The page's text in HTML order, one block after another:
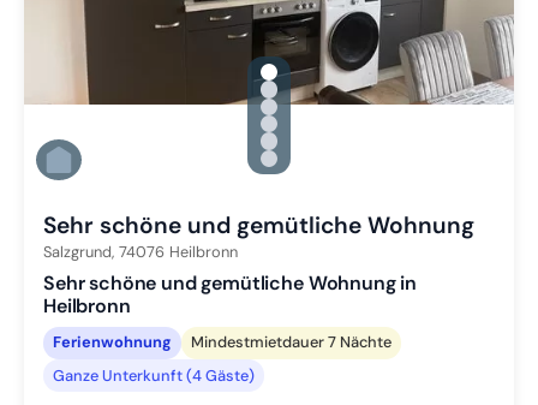
gallery.slide_selector
Zu Slide 1 wechseln
Zu Slide 2 wechseln
Zu Slide 3 wechseln
Zu Slide 4 wechseln
Zu Slide 5 wechseln
Zu Slide 6 wechseln
Sehr schöne und gemütliche Wohnung
Salzgrund, 74076 Heilbronn
Sehr schöne und gemütliche Wohnung in
Heilbronn
Ferienwohnung
Mindestmietdauer 7 Nächte
Ganze Unterkunft (4 Gäste)